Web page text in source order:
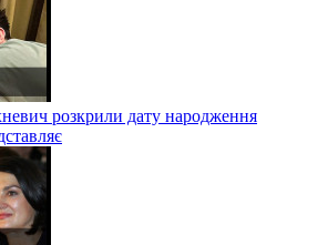
розкрили дату народження